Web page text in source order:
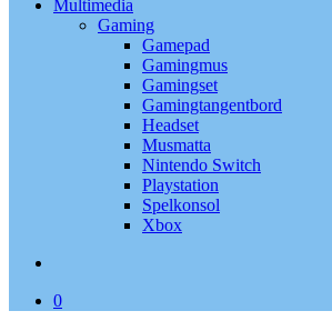
Multimedia
Gaming
Gamepad
Gamingmus
Gamingset
Gamingtangentbord
Headset
Musmatta
Nintendo Switch
Playstation
Spelkonsol
Xbox
0